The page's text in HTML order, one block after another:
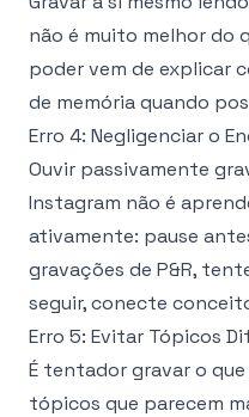
não é muito melhor do
poder vem de explicar
de memória quando
Erro 4: Negligenciar o
Ouvir passivamente
Instagram não é
ativamente: pause
gravações de P&R,
seguir, conecte
Erro 5: Evitar Tópicos
É tentador gravar o
tópicos que parecem